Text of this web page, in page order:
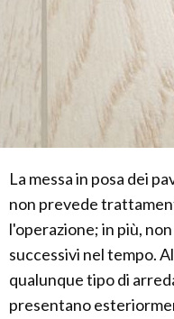
La messa in posa dei
non prevede
l'operazione; in più,
successivi nel tempo.
qualunque tipo di
presentano